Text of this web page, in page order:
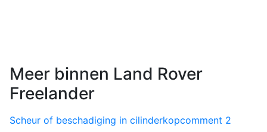
Meer binnen Land Rover
Freelander
Scheur of beschadiging in cilinderkopcomment 2